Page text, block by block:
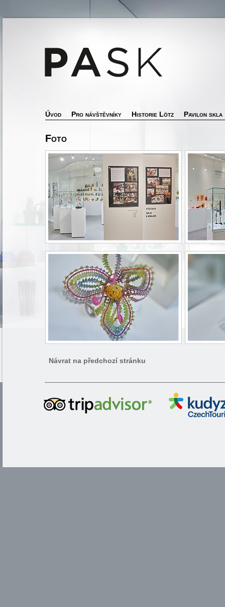
Úvod Pro návštěvníky Historie Lötz Pavilon skla
Foto
Návrat na předchozí stránku